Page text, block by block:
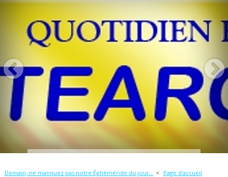
Demain, ne manquez pas notre Éphéméride du jour...
Page d'accueil